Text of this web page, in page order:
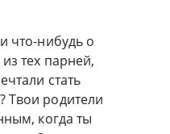
что-нибудь о
тех парней,
стать
Твои родители
когда ты